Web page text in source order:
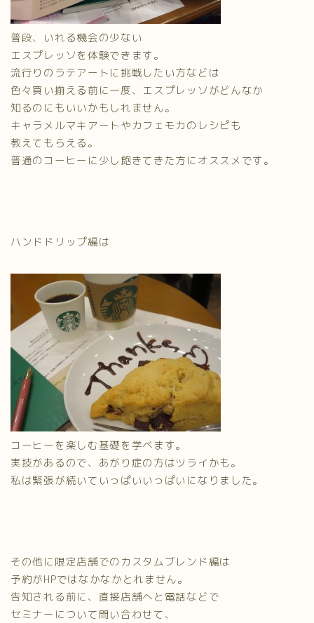
普段、いれる機会の少ない
エスプレッソを体験できます。
流行りのラテアートに挑戦したい方などは
色々買い揃える前に一度、エスプレッソがどんなか
知るのにもいいかもしれません。
キャラメルマキアートやカフェモカのレシピも
教えてもらえる。
普通のコーヒーに少し飽きてきた方にオススメです。
ハンドドリップ編は
コーヒーを楽しむ基礎を学べます。
実技があるので、あがり症の方はツライかも。
私は緊張が続いていっぱいいっぱいになりました。
その他に限定店舗でのカスタムブレンド編は
予約がHPではなかなかとれません。
告知される前に、直接店舗へと電話などで
セミナーについて問い合わせて、